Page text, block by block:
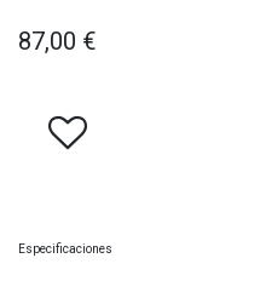
87,00 €
Especificaciones